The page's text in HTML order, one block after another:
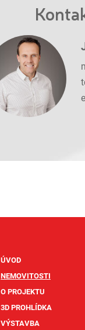
ÚVOD
NEMOVITOSTI
O PROJEKTU
3D PROHLÍDKA
VÝSTAVBA